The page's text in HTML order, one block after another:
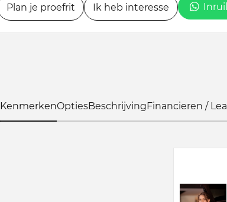
Plan je proefrit Ik heb interesse
KenmerkenOptiesBeschrijvingFinancieren /